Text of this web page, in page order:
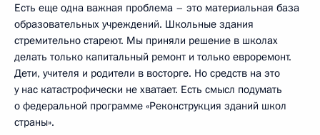
Есть еще одна важная проблема – это материальная база
образовательных учреждений. Школьные здания
стремительно стареют. Мы приняли решение в школах
делать только капитальный ремонт и только евроремонт.
Дети, учителя и родители в восторге. Но средств на это
у нас катастрофически не хватает. Есть смысл подумать
о федеральной программе «Реконструкция зданий школ
страны».